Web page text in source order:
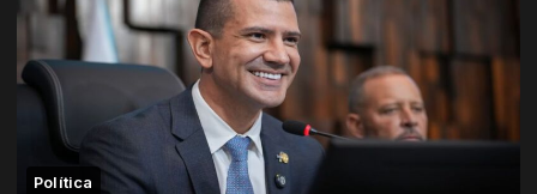
Política